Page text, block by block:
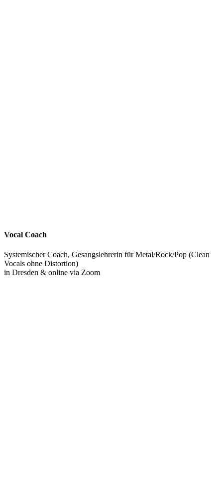
Vocal Coach
Systemischer Coach, Gesangslehrerin für Metal/Rock/Pop (Clean
Vocals ohne Distortion)
in Dresden & online via Zoom